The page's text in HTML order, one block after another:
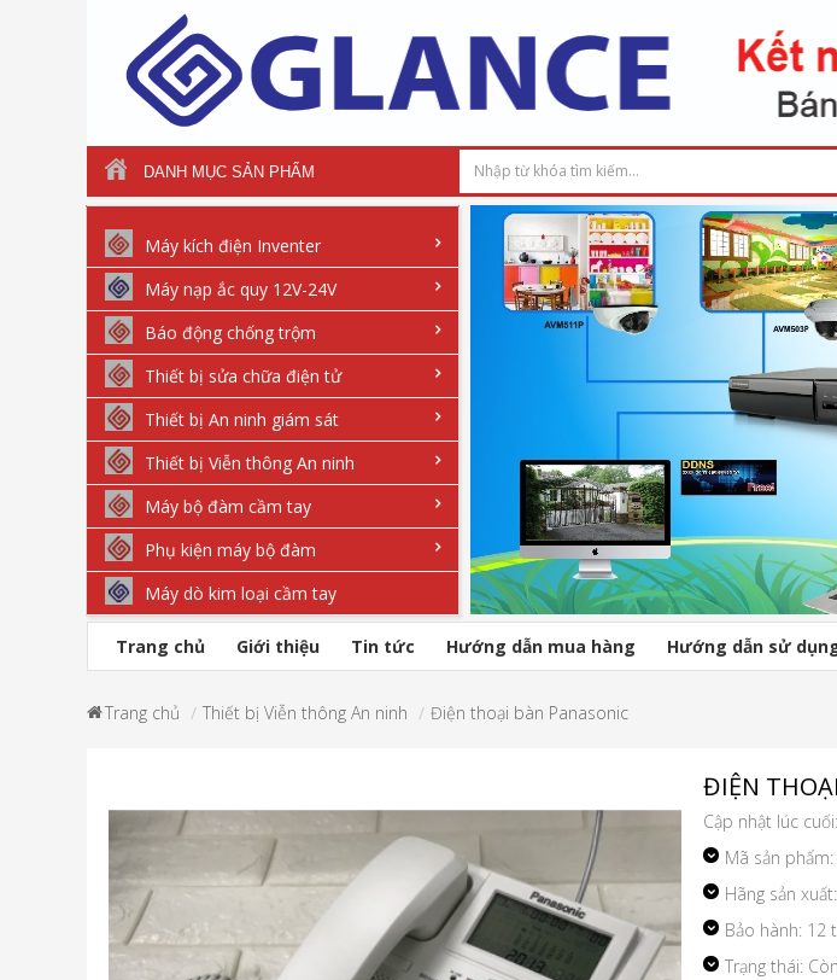
DANH MỤC SẢN PHẨM
Máy kích điện Inventer
Máy nạp ắc quy 12V-24V
Báo động chống trộm
Thiết bị sửa chữa điện tử
Thiết bị An ninh giám sát
Thiết bị Viễn thông An ninh
Máy bộ đàm cầm tay
Phụ kiện máy bộ đàm
Máy dò kim loại cầm tay
Bán buôn và lẻ camera UNV
Trang chủ Giới thiệu Tin tức Hướng dẫn mua hàng Hướng dẫn sử
Trang chủ Thiết bị Viễn thông An ninh Điện thoại bàn Panasonic
ĐIỆN
Cập nhật lúc cuối:
Mã sản phẩm:
Hãng sản
Bảo hành: 12
Trạng thái: